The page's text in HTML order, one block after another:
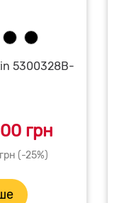
5300328B-
грн
(-25%)